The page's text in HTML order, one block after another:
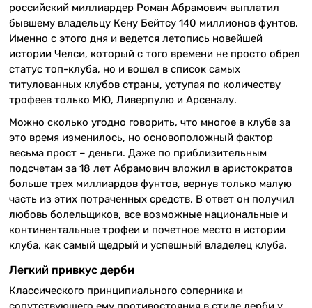
российский миллиардер Роман Абрамович выплатил
бывшему владельцу Кену Бейтсу 140 миллионов фунтов.
Именно с этого дня и ведется летопись новейшей
истории Челси, который с того времени не просто обрел
статус топ-клуба, но и вошел в список самых
титулованных клубов страны, уступая по количеству
трофеев только МЮ, Ливерпулю и Арсеналу.
Можно сколько угодно говорить, что многое в клубе за
это время изменилось, но основоположный фактор
весьма прост – деньги. Даже по приблизительным
подсчетам за 18 лет Абрамович вложил в аристократов
больше трех миллиардов фунтов, вернув только малую
часть из этих потраченных средств. В ответ он получил
любовь болельщиков, все возможные национальные и
континентальные трофеи и почетное место в истории
клуба, как самый щедрый и успешный владелец клуба.
Легкий привкус дерби
Классического принципиального соперника и